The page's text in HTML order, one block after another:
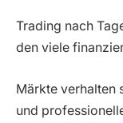
Trading nach
den viele
Märkte verhalten
und